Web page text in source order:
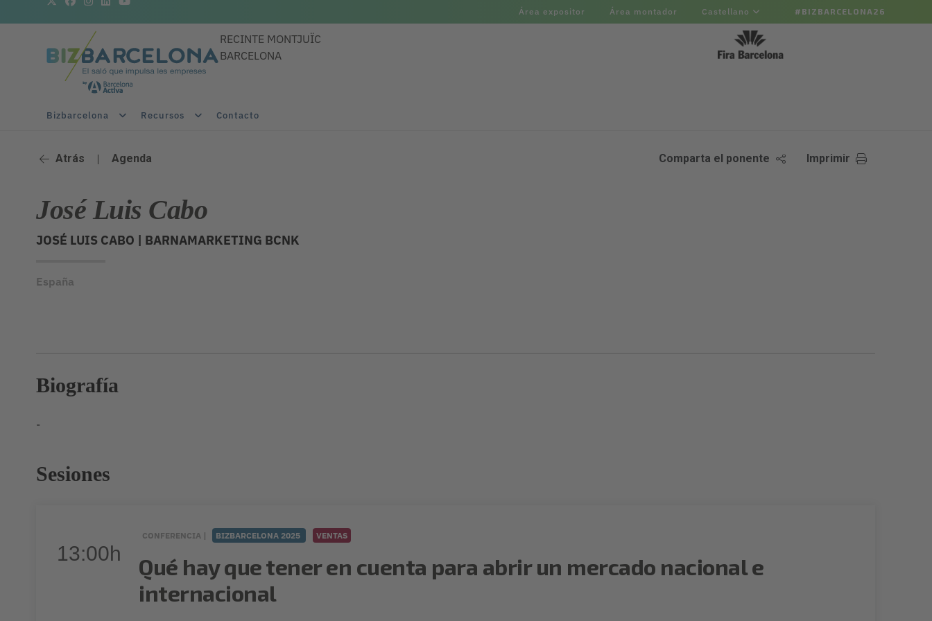
Área expositor Área montador Castellano #BIZBARCELONA26
RECINTE MONTJUÏC
BARCELONA
Bizbarcelona Recursos Contacto
Atrás | Agenda Comparta el ponente Imprimir
José Luis Cabo
JOSÉ LUIS CABO | BARNAMARKETING BCNK
España
Biografía
-
Sesiones
13:00h
CONFERENCIA | BIZBARCELONA 2025 VENTAS
Qué hay que tener en cuenta para abrir un mercado nacional e
internacional